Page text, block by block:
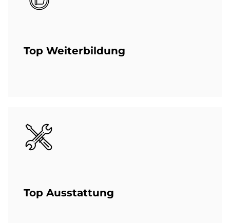
Top Wei­ter­bil­dung
Bild
Top Aus­stat­tung